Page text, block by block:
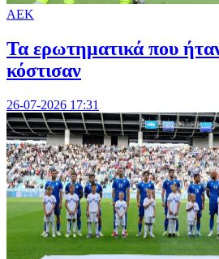
ΑΕΚ
Τα ερωτηματικά που
κόστισαν
26-07-2026 17:31